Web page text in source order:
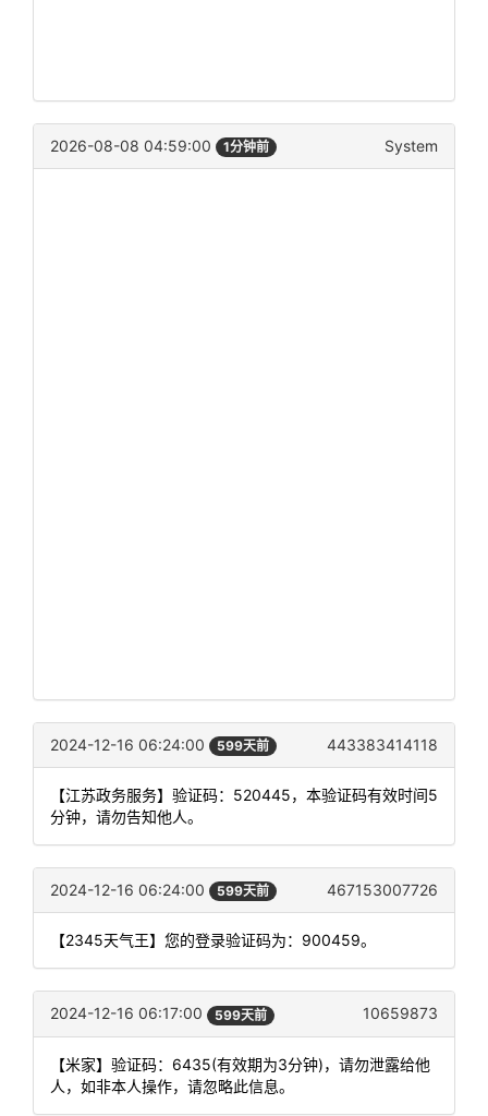
2026-08-08 04:59:00 1分钟前 System
2024-12-16 06:24:00 599天前 443383414118
【江苏政务服务】验证码：520445，本验证码有效时间5
分钟，请勿告知他人。
2024-12-16 06:24:00 599天前 467153007726
【2345天气王】您的登录验证码为：900459。
2024-12-16 06:17:00 599天前 10659873
【米家】验证码：6435(有效期为3分钟)，请勿泄露给他
人，如非本人操作，请忽略此信息。